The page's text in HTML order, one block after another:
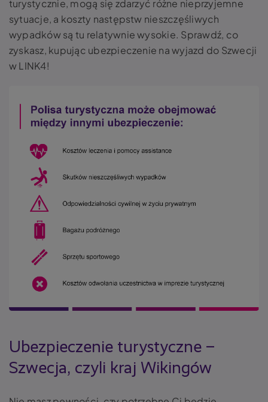
turystycznie, mogą się zdarzyć różne nieprzyjemne
sytuacje, a koszty następstw nieszczęśliwych
wypadków są tu relatywnie wysokie. Sprawdź, co
zyskasz, kupując ubezpieczenie na wyjazd do Szwecji
w LINK4!
Ubezpieczenie turystyczne –
Szwecja, czyli kraj Wikingów